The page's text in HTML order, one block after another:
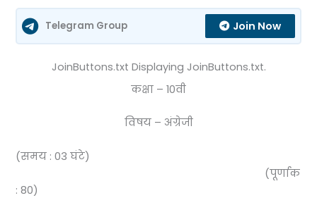
Telegram Group Join Now
JoinButtons.txt Displaying JoinButtons.txt.
कक्षा – 10वी
विषय – अंग्रेजी
(समय : 03 घंटे)
(पूर्णाक
: 80)